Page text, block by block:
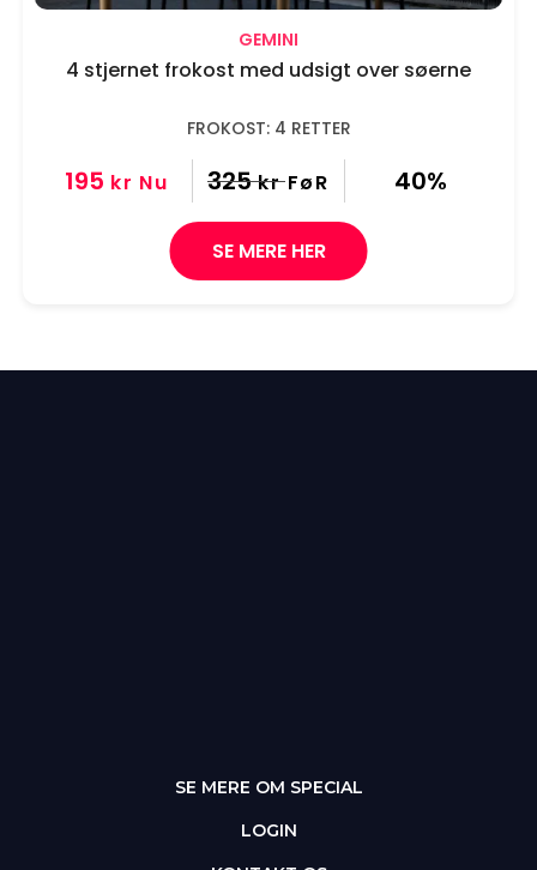
GEMINI
4 stjernet frokost med udsigt over søerne
FROKOST: 4 RETTER
195 kr Nu 325 kr FøR 40%
SE MERE HER
SE MERE OM SPECIAL
LOGIN